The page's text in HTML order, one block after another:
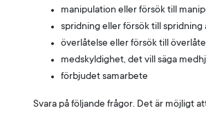
manipulation eller försök till
spridning eller försök till
överlåtelse eller försök till
medskyldighet, det vill säga
förbjudet samarbete
Svara på följande frågor. Det är möjligt